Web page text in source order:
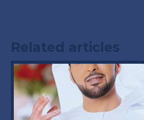
Related articles